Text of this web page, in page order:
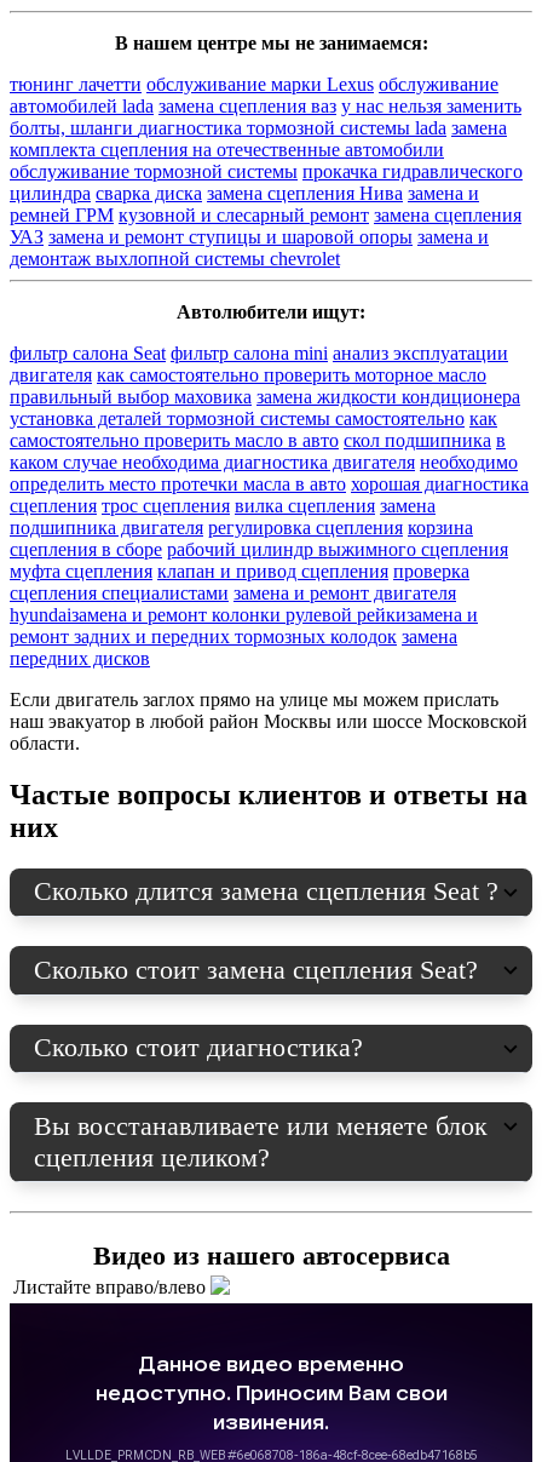
В нашем центре мы не занимаемся:
тюнинг лачетти обслуживание марки Lexus обслуживание
автомобилей lada замена сцепления ваз у нас нельзя заменить
болты, шланги диагностика тормозной системы lada замена
комплекта сцепления на отечественные автомобили
обслуживание тормозной системы прокачка гидравлического
цилиндра сварка диска замена сцепления Нива замена и
ремней ГРМ кузовной и слесарный ремонт замена сцепления
УАЗ замена и ремонт ступицы и шаровой опоры замена и
демонтаж выхлопной системы chevrolet
Автолюбители ищут:
фильтр салона Seat фильтр салона mini анализ эксплуатации
двигателя как самостоятельно проверить моторное масло
правильный выбор маховика замена жидкости кондиционера
установка деталей тормозной системы самостоятельно как
самостоятельно проверить масло в авто скол подшипника в
каком случае необходима диагностика двигателя необходимо
определить место протечки масла в авто хорошая диагностика
сцепления трос сцепления вилка сцепления замена
подшипника двигателя регулировка сцепления корзина
сцепления в сборе рабочий цилиндр выжимного сцепления
муфта сцепления клапан и привод сцепления проверка
сцепления специалистами замена и ремонт двигателя
hyundaiзамена и ремонт колонки рулевой рейкизамена и
ремонт задних и передних тормозных колодок замена
передних дисков
Если двигатель заглох прямо на улице мы можем прислать
наш эвакуатор в любой район Москвы или шоссе Московской
области.
Частые вопросы клиентов и ответы на
них
Сколько длится замена сцепления Seat ?
Сколько стоит замена сцепления Seat?
Сколько стоит диагностика?
Вы восстанавливаете или меняете блок
сцепления целиком?
Видео из нашего автосервиса
Листайте вправо/влево